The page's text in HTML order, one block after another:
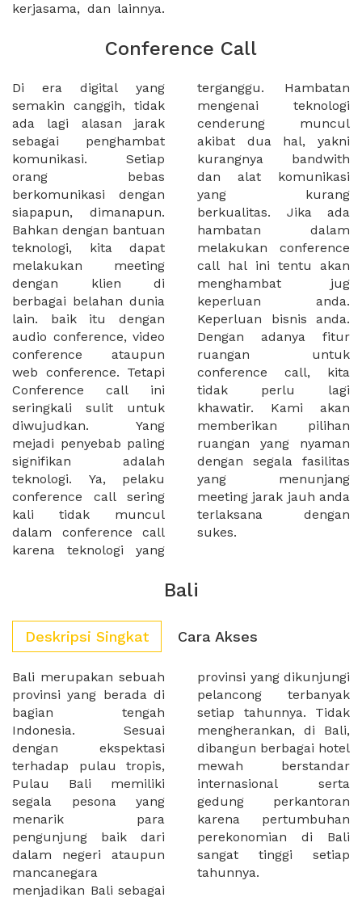
kerjasama, dan lainnya.
Conference Call
Di era digital yang
semakin canggih, tidak
ada lagi alasan jarak
sebagai penghambat
komunikasi. Setiap
orang bebas
berkomunikasi dengan
siapapun, dimanapun.
Bahkan dengan bantuan
teknologi, kita dapat
melakukan meeting
dengan klien di
berbagai belahan dunia
lain. baik itu dengan
audio conference, video
conference ataupun
web conference. Tetapi
Conference call ini
seringkali sulit untuk
diwujudkan. Yang
mejadi penyebab paling
signifikan adalah
teknologi. Ya, pelaku
conference call sering
kali tidak muncul
dalam conference call
karena teknologi yang
terganggu. Hambatan
mengenai teknologi
cenderung muncul
akibat dua hal, yakni
kurangnya bandwith
dan alat komunikasi
yang kurang
berkualitas. Jika ada
hambatan dalam
melakukan conference
call hal ini tentu akan
menghambat jug
keperluan anda.
Keperluan bisnis anda.
Dengan adanya fitur
ruangan untuk
conference call, kita
tidak perlu lagi
khawatir. Kami akan
memberikan pilihan
ruangan yang nyaman
dengan segala fasilitas
yang menunjang
meeting jarak jauh anda
terlaksana dengan
sukes.
Bali
Deskripsi Singkat Cara Akses
Bali merupakan sebuah
provinsi yang berada di
bagian tengah
Indonesia. Sesuai
dengan ekspektasi
terhadap pulau tropis,
Pulau Bali memiliki
segala pesona yang
menarik para
pengunjung baik dari
dalam negeri ataupun
mancanegara
menjadikan Bali sebagai
provinsi yang dikunjungi
pelancong terbanyak
setiap tahunnya. Tidak
mengherankan, di Bali,
dibangun berbagai hotel
mewah berstandar
internasional serta
gedung perkantoran
karena pertumbuhan
perekonomian di Bali
sangat tinggi setiap
tahunnya.